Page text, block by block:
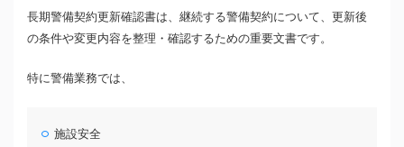
長期警備契約更新確認書は、継続する警備契約について、更新後
の条件や変更内容を整理・確認するための重要文書です。
特に警備業務では、
施設安全